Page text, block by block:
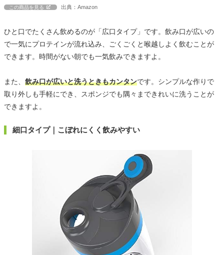
この商品を見る 出典：Amazon
ひと口でたくさん飲めるのが「広口タイプ」です。飲み口が広いの
で一気にプロテインが流れ込み、ごくごくと喉越しよく飲むことが
できます。時間がない朝でも一気飲みできますよ。
また、 飲み口が広いと洗うときもカンタンです。シンプルな作りで
取り外しも手軽にでき、スポンジでも隅々まできれいに洗うことが
できますよ。
細口タイプ｜こぼれにくく飲みやすい